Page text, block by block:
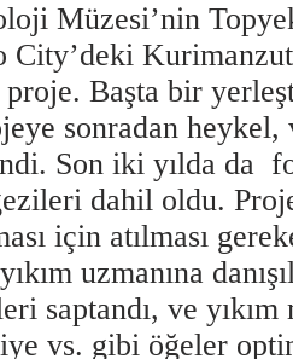
Müzesi’nin
City’deki
Başta bir
sonradan
Son iki yılda da
dahil oldu.
için atılması
uzmanına
saptandı, ve
vs. gibi öğeler